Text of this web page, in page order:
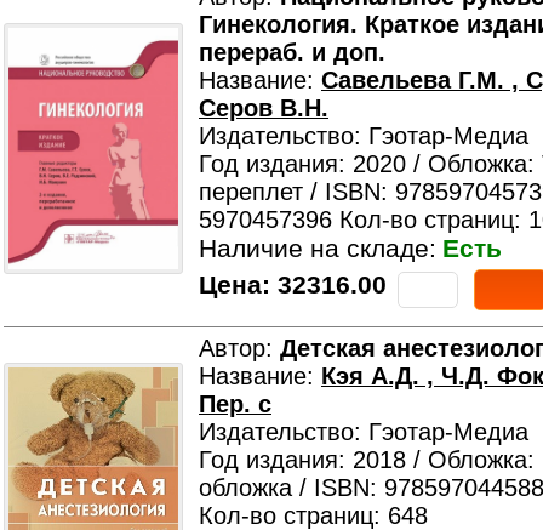
Гинекология. Краткое
перераб. и доп.
Название: Савельева Г.М. ,
Серов В.Н.
Издательство: Гэотар-Медиа
Год издания: 2020 /
переплет / ISBN:
5970457396 Кол-во страниц:
Наличие на складе: Есть
Цена: 32316.00
Автор: Детская
Название: Кэя А.Д. , Ч.Д.
Пер. с
Издательство: Гэотар-Медиа
Год издания: 2018 / Обложка:
обложка / ISBN:
Кол-во страниц: 648